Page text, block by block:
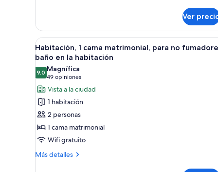
compartido
(Semi
Private
Bathroom)
1
cama
matrimonial,
para
fumadores,
baño
compartido
(Semi
Private
Bathroom)
Ver
Abrir
todas
las
fotos
de
Habitación,
cama
matrimonial,
para
no
Caja de seguridad en la
5
Habitación, 1 cama matrimonial, para no
baño en la habitación
9.09.0 de 10
Magnífica
49 opiniones
(49
opiniones)
Vista a la ciudad
1 habitación
2 personas
1 cama matrimonial
Wifi gratuito
Más detalles
Más